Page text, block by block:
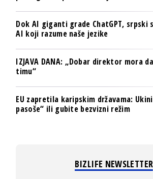
Dok AI giganti grade ChatGPT,
AI koji razume naše jezike
IZJAVA DANA: „Dobar direktor mora
timu“
EU zapretila karipskim državama:
pasoše“ ili gubite bezvizni režim
BIZLIFE NEWSLETTER